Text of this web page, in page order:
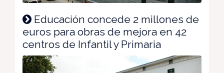
Educación concede 2 millones de
euros para obras de mejora en 42
centros de Infantil y Primaria